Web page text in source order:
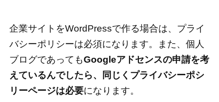
企業サイトをWordPressで作る場合は、プライ
バシーポリシーは必須になります。また、個人
ブログであってもGoogleアドセンスの申請を考
えているんでしたら、同じくプライバシーポシ
リーページは必要になります。